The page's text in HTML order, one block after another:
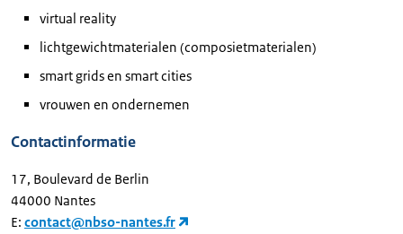
virtual reality
lichtgewichtmaterialen (composietmaterialen)
smart grids en smart cities
vrouwen en ondernemen
Contactinformatie
17, Boulevard de Berlin
44000 Nantes
E: contact@nbso-nantes.fr